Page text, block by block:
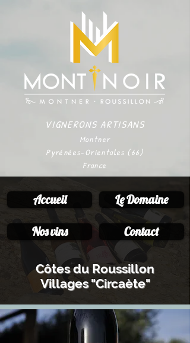
VIGNERONS ARTISANS
Montner
Pyrénées-Orientales (66)
France
Accueil Le Domaine
Nos vins Contact
Côtes du Roussillon
Villages "Circaète"